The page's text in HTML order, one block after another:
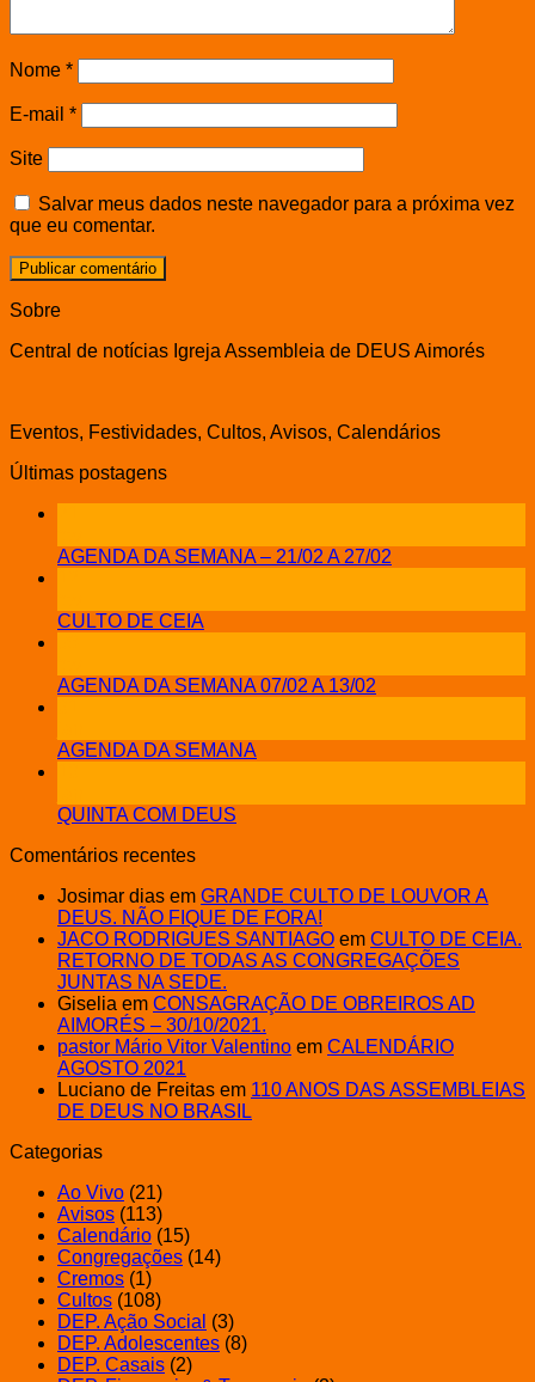
Nome *
E-mail *
Site
Salvar meus dados neste navegador para a próxima vez
que eu comentar.
Sobre
Central de notícias Igreja Assembleia de DEUS Aimorés
Eventos, Festividades, Cultos, Avisos, Calendários
Últimas postagens
AGENDA DA SEMANA – 21/02 A 27/02
CULTO DE CEIA
AGENDA DA SEMANA 07/02 A 13/02
AGENDA DA SEMANA
QUINTA COM DEUS
Comentários recentes
Josimar dias em GRANDE CULTO DE LOUVOR A
DEUS. NÃO FIQUE DE FORA!
JACO RODRIGUES SANTIAGO em CULTO DE CEIA.
RETORNO DE TODAS AS CONGREGAÇÕES
JUNTAS NA SEDE.
Giselia em CONSAGRAÇÃO DE OBREIROS AD
AIMORÉS – 30/10/2021.
pastor Mário Vitor Valentino em CALENDÁRIO
AGOSTO 2021
Luciano de Freitas em 110 ANOS DAS ASSEMBLEIAS
DE DEUS NO BRASIL
Categorias
Ao Vivo (21)
Avisos (113)
Calendário (15)
Congregações (14)
Cremos (1)
Cultos (108)
DEP. Ação Social (3)
DEP. Adolescentes (8)
DEP. Casais (2)